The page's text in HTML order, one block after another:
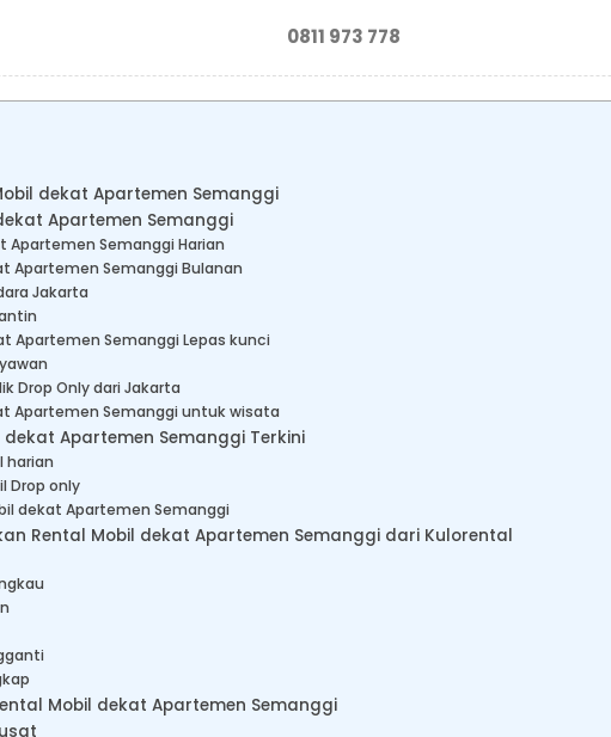
0811 973 778
dekat Apartemen Semanggi
Apartemen Semanggi
Apartemen Semanggi Harian
Apartemen Semanggi Bulanan
Jakarta
Apartemen Semanggi Lepas kunci
Drop Only dari Jakarta
Apartemen Semanggi untuk wisata
Apartemen Semanggi Terkini
harian
Drop only
dekat Apartemen Semanggi
Rental Mobil dekat Apartemen Semanggi dari Kulorental
Mobil dekat Apartemen Semanggi